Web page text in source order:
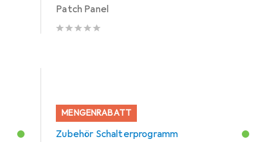
Patch Panel
MENGENRABATT
Zubehör Schalterprogramm